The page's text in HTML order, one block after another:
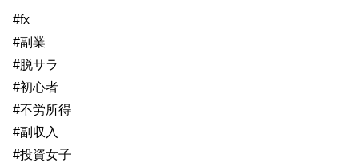
#fx
#副業
#脱サラ
#初心者
#不労所得
#副収入
#投資女子